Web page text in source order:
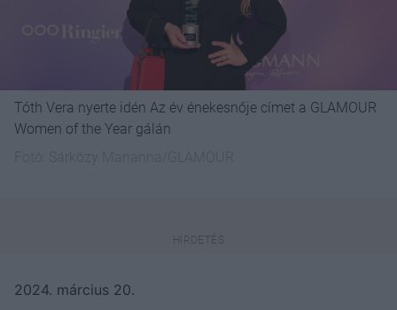
Tóth Vera nyerte idén Az év énekesnője címet a GLAMOUR
Women of the Year gálán
2024. március 20.